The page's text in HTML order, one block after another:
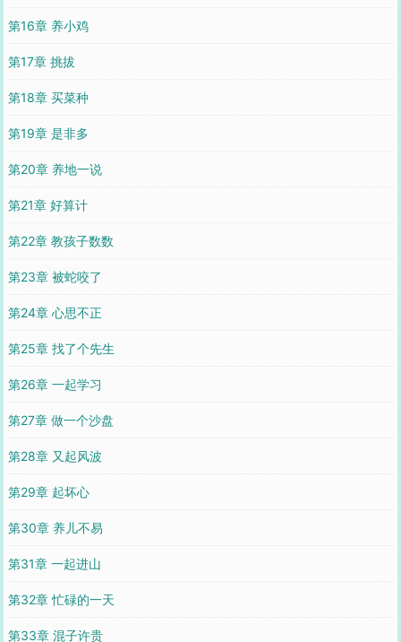
第16章 养小鸡
第17章 挑拔
第18章 买菜种
第19章 是非多
第20章 养地一说
第21章 好算计
第22章 教孩子数数
第23章 被蛇咬了
第24章 心思不正
第25章 找了个先生
第26章 一起学习
第27章 做一个沙盘
第28章 又起风波
第29章 起坏心
第30章 养儿不易
第31章 一起进山
第32章 忙碌的一天
第33章 混子许贵